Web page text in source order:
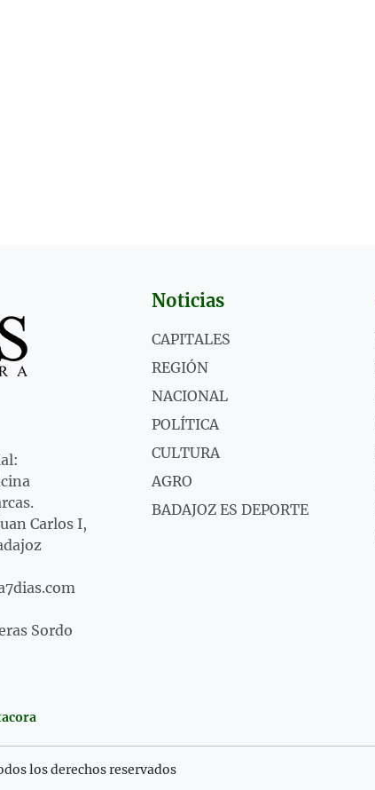
Carlos I,
Sordo
Noticias
CAPITALES
REGIÓN
NACIONAL
POLÍTICA
CULTURA
AGRO
BADAJOZ ES DEPORTE
los derechos reservados